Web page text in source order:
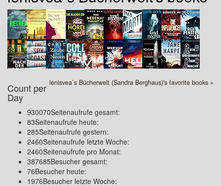
lenisvea`s Bücherwelt (Sandra Berghaus)'s favorite books »
Count per
Day
930070Seitenaufrufe gesamt:
83Seitenaufrufe heute:
285Seitenaufrufe gestern:
2460Seitenaufrufe letzte Woche:
2460Seitenaufrufe pro Monat:
387685Besucher gesamt:
76Besucher heute:
1976Besucher letzte Woche: